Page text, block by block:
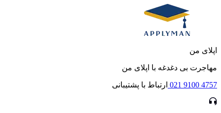
اپلای من
مهاجرت بی دغدغه با اپلای من
021 9100 4757 ارتباط با پشتیبانی